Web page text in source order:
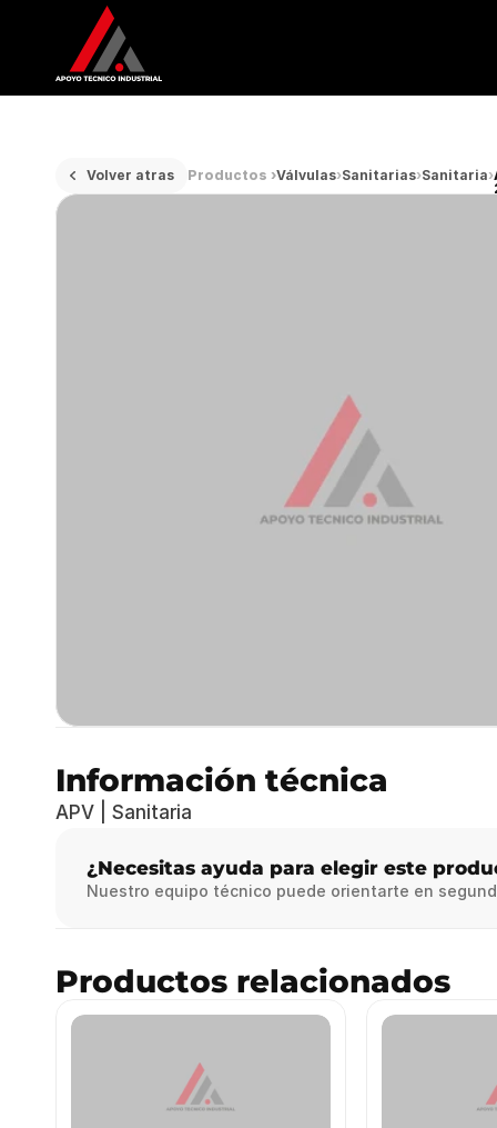
Volver atras Productos ›Válvulas›Sanitarias›Sanitaria›
Información técnica
APV | Sanitaria
¿Necesitas ayuda para elegir este
Nuestro equipo técnico puede orientarte en
Productos relacionados